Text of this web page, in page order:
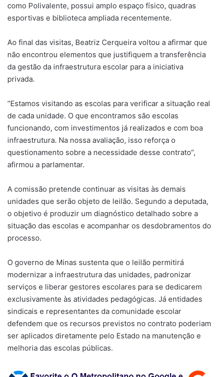
como Polivalente, possui amplo espaço físico, quadras
esportivas e biblioteca ampliada recentemente.
Ao final das visitas, Beatriz Cerqueira voltou a afirmar que
não encontrou elementos que justifiquem a transferência
da gestão da infraestrutura escolar para a iniciativa
privada.
“Estamos visitando as escolas para verificar a situação real
de cada unidade. O que encontramos são escolas
funcionando, com investimentos já realizados e com boa
infraestrutura. Na nossa avaliação, isso reforça o
questionamento sobre a necessidade desse contrato”,
afirmou a parlamentar.
A comissão pretende continuar as visitas às demais
unidades que serão objeto de leilão. Segundo a deputada,
o objetivo é produzir um diagnóstico detalhado sobre a
situação das escolas e acompanhar os desdobramentos do
processo.
O governo de Minas sustenta que o leilão permitirá
modernizar a infraestrutura das unidades, padronizar
serviços e liberar gestores escolares para se dedicarem
exclusivamente às atividades pedagógicas. Já entidades
sindicais e representantes da comunidade escolar
defendem que os recursos previstos no contrato poderiam
ser aplicados diretamente pelo Estado na manutenção e
melhoria das escolas públicas.